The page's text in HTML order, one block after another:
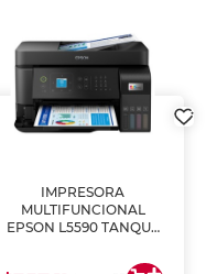
IMPRESORA
MULTIFUNCIONAL
EPSON L5590 TANQUE
COPIA Y ESCANEA)